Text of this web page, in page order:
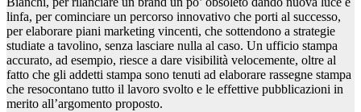
linfa, per cominciare un percorso innovativo che porti al successo,
per elaborare piani marketing vincenti, che sottendono a strategie
studiate a tavolino, senza lasciare nulla al caso. Un ufficio stampa
accurato, ad esempio, riesce a dare visibilità velocemente, oltre al
fatto che gli addetti stampa sono tenuti ad elaborare rassegne stampa
che resocontano tutto il lavoro svolto e le effettive pubblicazioni in
merito all’argomento proposto.